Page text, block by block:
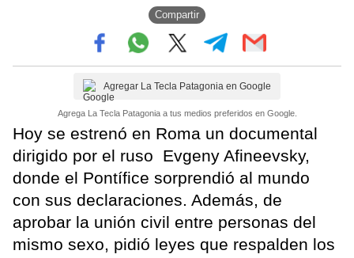
Compartir
Agregar La Tecla Patagonia en Google
Agrega La Tecla Patagonia a tus medios preferidos en Google.
Hoy se estrenó en Roma un documental
dirigido por el ruso Evgeny Afineevsky,
donde el Pontífice sorprendió al mundo
con sus declaraciones. Además, de
aprobar la unión civil entre personas del
mismo sexo, pidió leyes que respalden los